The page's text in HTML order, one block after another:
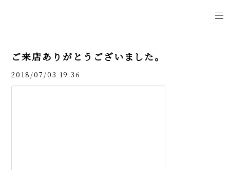
ご来店ありがとうございました。
2018/07/03 19:36